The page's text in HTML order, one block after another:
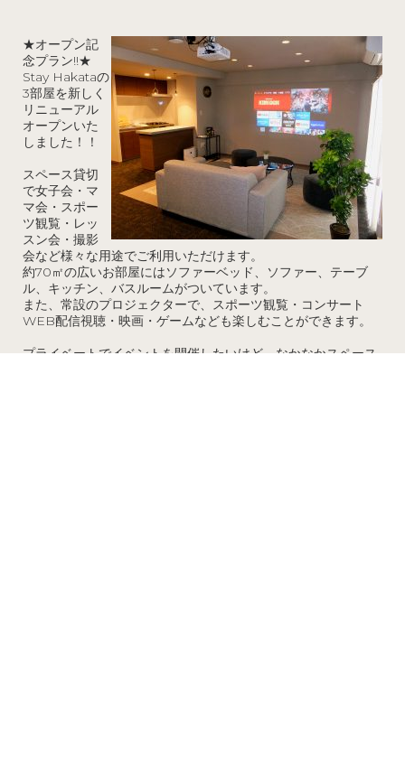
★オープン記
念プラン!!★
Stay Hakataの
3部屋を新しく
リニューアル
オープンいた
しました！！
スペース貸切
で女子会・マ
マ会・スポー
ツ観覧・レッ
スン会・撮影
会など様々な用途でご利用いただけます。
約70㎡の広いお部屋にはソファーベッド、ソファー、テーブ
ル、キッチン、バスルームがついています。
また、常設のプロジェクターで、スポーツ観覧・コンサート
WEB配信視聴・映画・ゲームなども楽しむことができます。
プライベートでイベントを開催したいけど、なかなかスペース